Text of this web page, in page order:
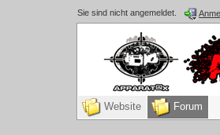
Sie sind nicht angemeldet.
Website Forum